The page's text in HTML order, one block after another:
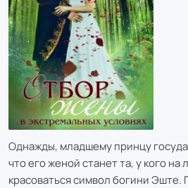
Однажды, младшему принцу
что его женой станет та, у кого
красоваться символ богини